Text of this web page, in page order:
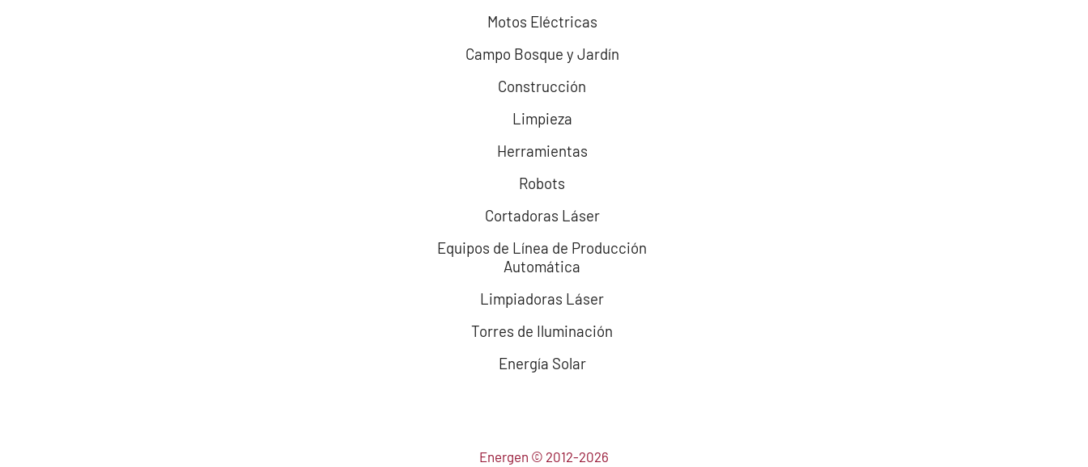
Motos Eléctricas
Campo Bosque y Jardín
Construcción
Limpieza
Herramientas
Robots
Cortadoras Láser
Equipos de Línea de Producción
Automática
Limpiadoras Láser
Torres de Iluminación
Energía Solar
Energen © 2012-2026